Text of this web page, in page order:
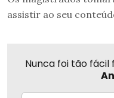
assistir ao seu
Nunca foi tão